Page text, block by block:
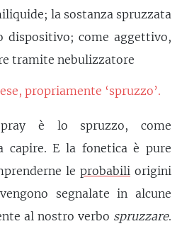
la sostanza spruzzata
dispositivo; come aggettivo,
tramite nebulizzatore
propriamente ‘spruzzo’.
è lo spruzzo, come
capire. E la fonetica è pure
le probabili origini
segnalate in alcune
al nostro verbo spruzzare.